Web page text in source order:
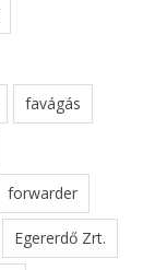
favágás
forwarder
Egererdő Zrt.